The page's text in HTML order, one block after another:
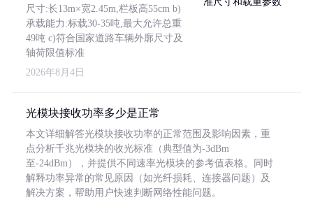
尺寸:长13m×宽2.45m,栏板高55cm b)
承载能力:标载30-35吨,最大允许总重
49吨 c)符合国家道路车辆外廓尺寸及
轴荷限值标准
2026年8月4日
光模块接收功率多少是正常
本文详细解答光模块接收功率的正常范围及影响因素，重
点分析千兆光模块的收光标准（典型值为-3dBm
至-24dBm），并提供不同速率光模块的参考值表格。同时
解释功率异常的常见原因（如光纤损耗、连接器问题）及
解决方案，帮助用户快速判断网络性能问题。